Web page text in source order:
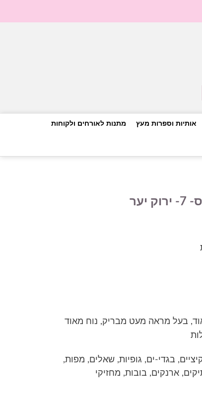
אותיות וספרות מעץ מתנות לאורחים ולקוחות
בעל מראה מעט מבריק, נוח מאוד
בגדי-ים, גופיות, שאלים, מפות,
ארנקים, בובות, מחזיקי